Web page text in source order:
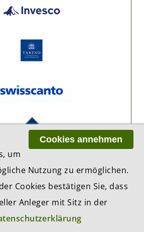
Cookies annehmen
um
Nutzung zu ermöglichen.
Cookies bestätigen Sie, dass
Anleger mit Sitz in der